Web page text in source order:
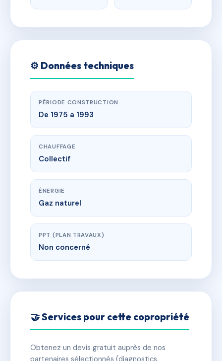
⚙️ Données techniques
PÉRIODE CONSTRUCTION
De 1975 a 1993
CHAUFFAGE
Collectif
ÉNERGIE
Gaz naturel
PPT (PLAN TRAVAUX)
Non concerné
🤝 Services pour cette copropriété
Obtenez un devis gratuit auprès de nos
partenaires sélectionnés (diagnostics,